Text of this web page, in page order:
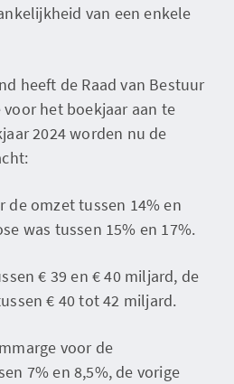
van een enkele
heeft de Raad van Bestuur
het boekjaar aan te
2024 worden nu de
de omzet tussen 14% en
was tussen 15% en 17%.
€ 39 en € 40 miljard, de
€ 40 tot 42 miljard.
voor de
7% en 8,5%, de vorige